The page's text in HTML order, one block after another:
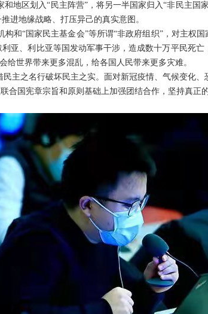
地区划入“民主阵营”，将另一半国家归入“非民主国
进地缘战略、打压异己的真实意图。
和“国家民主基金会”等所谓“非政府组织”，对主权
亚、利比亚等国发动军事干涉，造成数十万平民死
给世界带来更多混乱，给各国人民带来更多灾难。
主之名行破坏民主之实。面对新冠疫情、气候变化
合国宪章宗旨和原则基础上加强团结合作，坚持真正